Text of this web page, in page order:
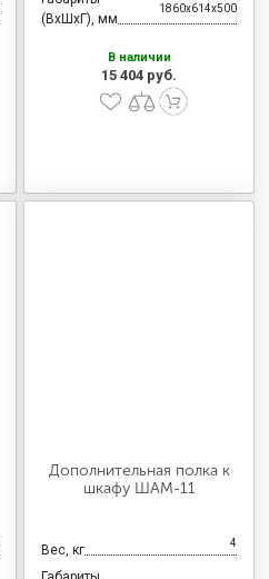
(ВхШхГ), мм
1860x614x500
В наличии
15 404 руб.
Дополнительная полка к
шкафу ШАМ-11
Вес, кг 4